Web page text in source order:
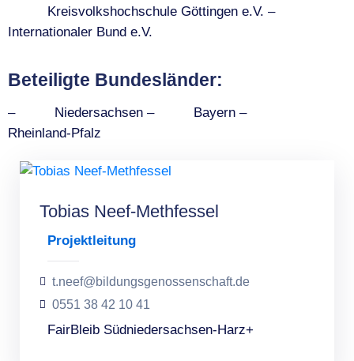
Kreisvolkshochschule Göttingen e.V. –
Internationaler Bund e.V.
Beteiligte Bundesländer:
– Niedersachsen – Bayern –
Rheinland-Pfalz
Tobias Neef-Methfessel
Projektleitung
t.neef@bildungsgenossenschaft.de
0551 38 42 10 41
FairBleib Südniedersachsen-Harz+